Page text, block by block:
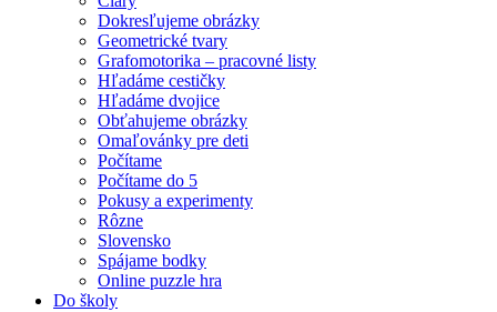
Dokresľujeme obrázky
Geometrické tvary
Grafomotorika – pracovné listy
Hľadáme cestičky
Hľadáme dvojice
Obťahujeme obrázky
Omaľovánky pre deti
Počítame
Počítame do 5
Pokusy a experimenty
Rôzne
Slovensko
Spájame bodky
Online puzzle hra
Do školy